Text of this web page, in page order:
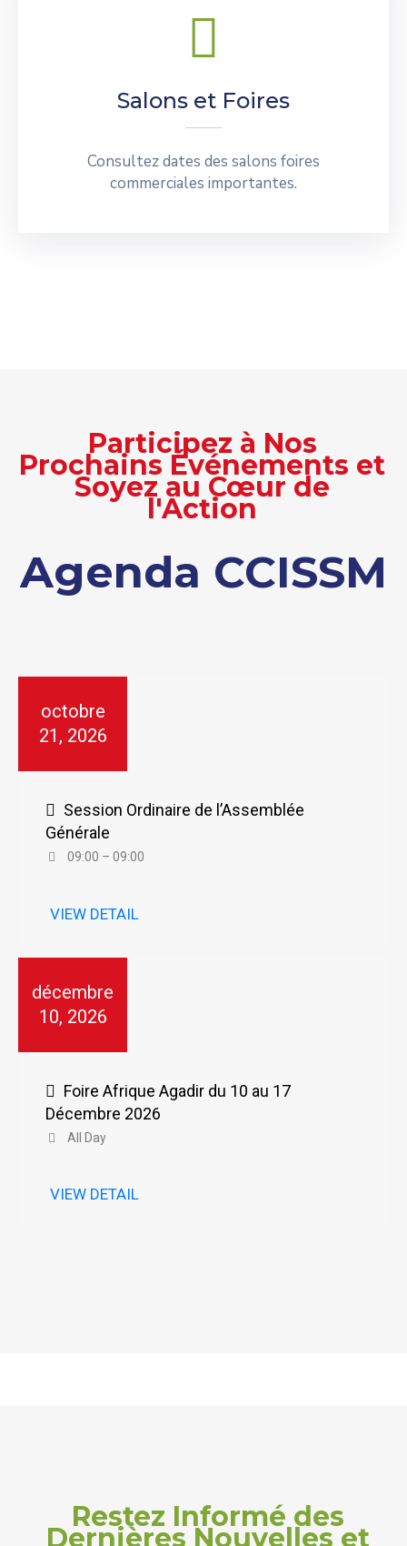
Salons et Foires
Consultez dates des salons foires
commerciales importantes.
Participez à Nos
Prochains Événements et
Soyez au Cœur de
l'Action
Agenda CCISSM
octobre
21, 2026
Session Ordinaire de l’Assemblée
Générale
09:00 – 09:00
VIEW DETAIL
décembre
10, 2026
Foire Afrique Agadir du 10 au 17
Décembre 2026
All Day
VIEW DETAIL
Restez Informé des
Dernières Nouvelles et